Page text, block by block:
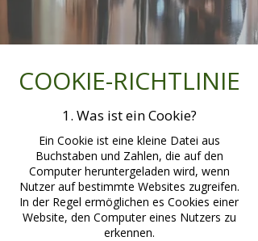
COOKIE-RICHTLINIE
1. Was ist ein Cookie?
Ein Cookie ist eine kleine Datei aus
Buchstaben und Zahlen, die auf den
Computer heruntergeladen wird, wenn
Nutzer auf bestimmte Websites zugreifen.
In der Regel ermöglichen es Cookies einer
Website, den Computer eines Nutzers zu
erkennen.